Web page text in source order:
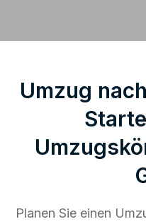
Umzug
Planen Sie einen